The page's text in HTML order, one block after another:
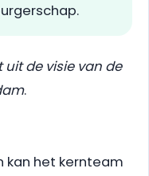
de visie van de
.
kan het kernteam